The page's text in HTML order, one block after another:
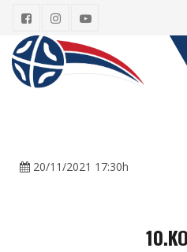
20/11/2021 17:30h